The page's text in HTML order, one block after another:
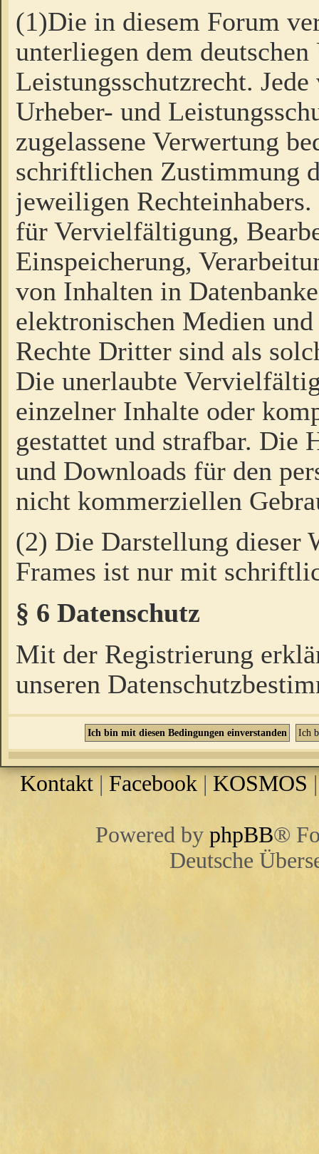
(1)Die in diesem Forum
unterliegen dem
Leistungsschutzrecht.
Urheber- und
zugelassene Verwertung
schriftlichen Zustimmung
jeweiligen
für Vervielfältigung,
Einspeicherung,
von Inhalten in
elektronischen Medien
Rechte Dritter sind als
Die unerlaubte
einzelner Inhalte oder
gestattet und strafbar. Die
und Downloads für den
nicht kommerziellen
(2) Die Darstellung dieser
Frames ist nur mit
§ 6 Datenschutz
Mit der Registrierung
unseren
Kontakt |Facebook | KOSMOS
Powered by phpBB®
Deutsche